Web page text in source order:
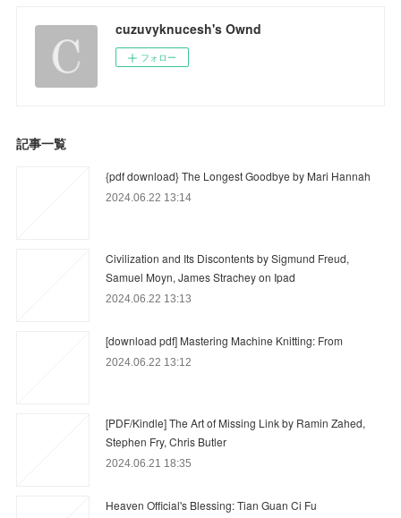
cuzuvyknucesh's Ownd
フォロー
記事一覧
{pdf download} The Longest Goodbye by Mari Hannah
2024.06.22 13:14
Civilization and Its Discontents by Sigmund Freud,
Samuel Moyn, James Strachey on Ipad
2024.06.22 13:13
[download pdf] Mastering Machine Knitting: From
2024.06.22 13:12
[PDF/Kindle] The Art of Missing Link by Ramin Zahed,
Stephen Fry, Chris Butler
2024.06.21 18:35
Heaven Official's Blessing: Tian Guan Ci Fu